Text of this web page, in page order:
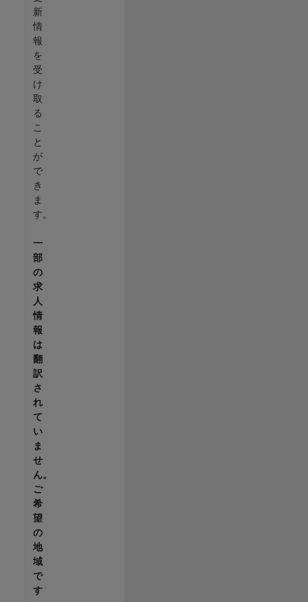
新
情
報
を
受
け
取
る
こ
と
が
で
き
ま
す。
一
部
の
求
人
情
報
は
翻
訳
さ
れ
て
い
ま
せ
ん。
ご
希
望
の
地
域
で
す